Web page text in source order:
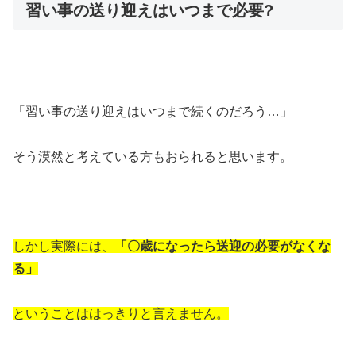
習い事の送り迎えはいつまで必要?
「習い事の送り迎えはいつまで続くのだろう…」
そう漠然と考えている方もおられると思います。
しかし実際には、
「〇歳になったら送迎の必要がなくな
る」
ということははっきりと言えません。